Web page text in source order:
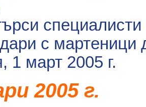
специалисти
с мартеници
, 1 март 2005 г.
2005 г.